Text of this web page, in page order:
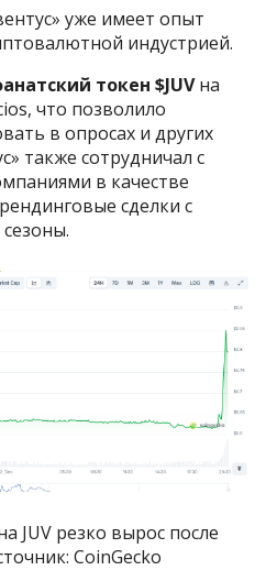
уже имеет опыт
индустрией.
токен $JUVна
что позволило
в опросах и других
также сотрудничал с
в качестве
сделки с
JUV резко вырос после
CoinGecko